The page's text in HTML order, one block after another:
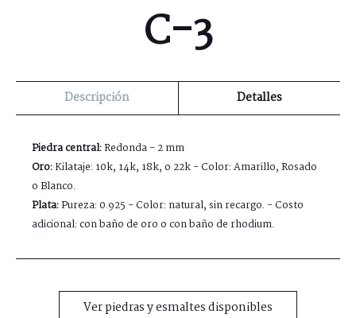
C-3
Descripción Detalles
Piedra central:Redonda - 2 mm
Oro:Kilataje: 10k, 14k, 18k, o 22k - Color: Amarillo, Rosado
o Blanco.
Plata:Pureza: 0.925 - Color: natural, sin recargo. - Costo
adicional: con baño de oro o con baño de rhodium.
Ver piedras y esmaltes disponibles